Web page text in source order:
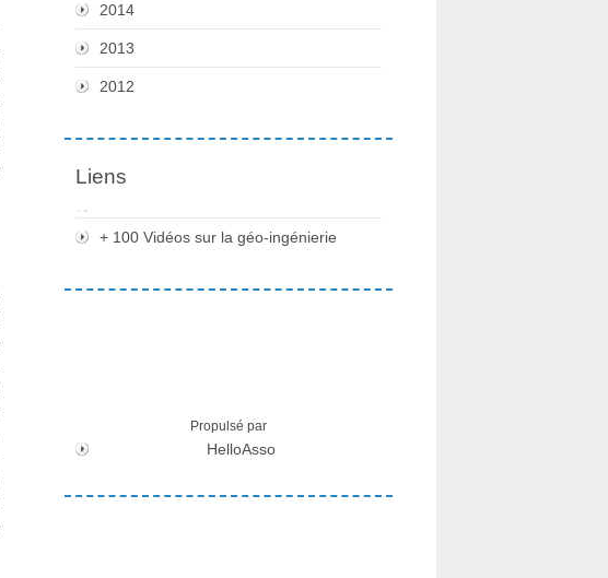
2014
2013
2012
Liens
+ 100 Vidéos sur la géo-ingénierie
Propulsé par
HelloAsso